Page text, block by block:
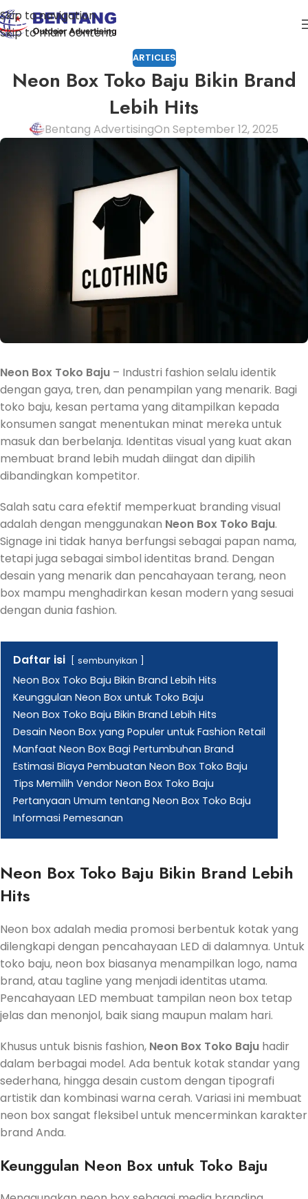
Skip to navigation
Skip to main content
ARTICLES
Neon Box Toko Baju Bikin Brand
Lebih Hits
Bentang AdvertisingOn September 12, 2025
Neon Box Toko Baju – Industri fashion selalu identik
dengan gaya, tren, dan penampilan yang menarik. Bagi
toko baju, kesan pertama yang ditampilkan kepada
konsumen sangat menentukan minat mereka untuk
masuk dan berbelanja. Identitas visual yang kuat akan
membuat brand lebih mudah diingat dan dipilih
dibandingkan kompetitor.
Salah satu cara efektif memperkuat branding visual
adalah dengan menggunakan Neon Box Toko Baju.
Signage ini tidak hanya berfungsi sebagai papan nama,
tetapi juga sebagai simbol identitas brand. Dengan
desain yang menarik dan pencahayaan terang, neon
box mampu menghadirkan kesan modern yang sesuai
dengan dunia fashion.
Daftar isi sembunyikan
Neon Box Toko Baju Bikin Brand Lebih Hits
Keunggulan Neon Box untuk Toko Baju
Neon Box Toko Baju Bikin Brand Lebih Hits
Desain Neon Box yang Populer untuk Fashion Retail
Manfaat Neon Box Bagi Pertumbuhan Brand
Estimasi Biaya Pembuatan Neon Box Toko Baju
Tips Memilih Vendor Neon Box Toko Baju
Pertanyaan Umum tentang Neon Box Toko Baju
Informasi Pemesanan
Neon Box Toko Baju Bikin Brand Lebih
Hits
Neon box adalah media promosi berbentuk kotak yang
dilengkapi dengan pencahayaan LED di dalamnya. Untuk
toko baju, neon box biasanya menampilkan logo, nama
brand, atau tagline yang menjadi identitas utama.
Pencahayaan LED membuat tampilan neon box tetap
jelas dan menonjol, baik siang maupun malam hari.
Khusus untuk bisnis fashion, Neon Box Toko Baju hadir
dalam berbagai model. Ada bentuk kotak standar yang
sederhana, hingga desain custom dengan tipografi
artistik dan kombinasi warna cerah. Variasi ini membuat
neon box sangat fleksibel untuk mencerminkan karakter
brand Anda.
Keunggulan Neon Box untuk Toko Baju